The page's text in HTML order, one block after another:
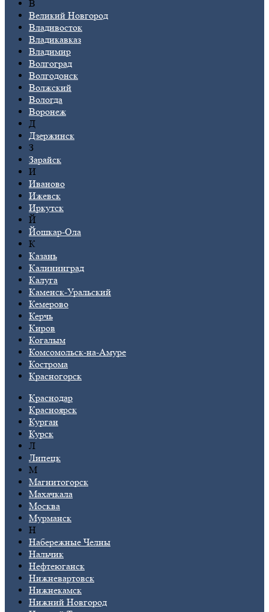
В
Великий Новгород
Владивосток
Владикавказ
Владимир
Волгоград
Волгодонск
Волжский
Вологда
Воронеж
Д
Дзержинск
З
Зарайск
И
Иваново
Ижевск
Иркутск
Й
Йошкар-Ола
К
Казань
Калининград
Калуга
Каменск-Уральский
Кемерово
Керчь
Киров
Когалым
Комсомольск-на-Амуре
Кострома
Красногорск
Краснодар
Красноярск
Курган
Курск
Л
Липецк
М
Магнитогорск
Махачкала
Москва
Мурманск
Н
Набережные Челны
Нальчик
Нефтеюганск
Нижневартовск
Нижнекамск
Нижний Новгород